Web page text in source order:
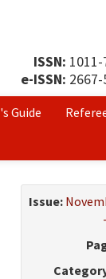
ISSN: 1011-
e-ISSN:
Guide
Issue: